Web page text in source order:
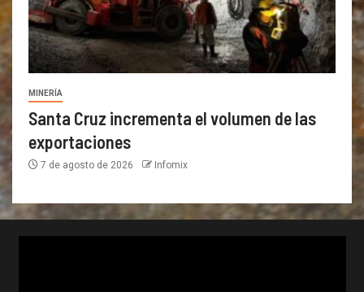
MINERÍA
Santa Cruz incrementa el volumen de las
exportaciones
7 de agosto de 2026 Infomix